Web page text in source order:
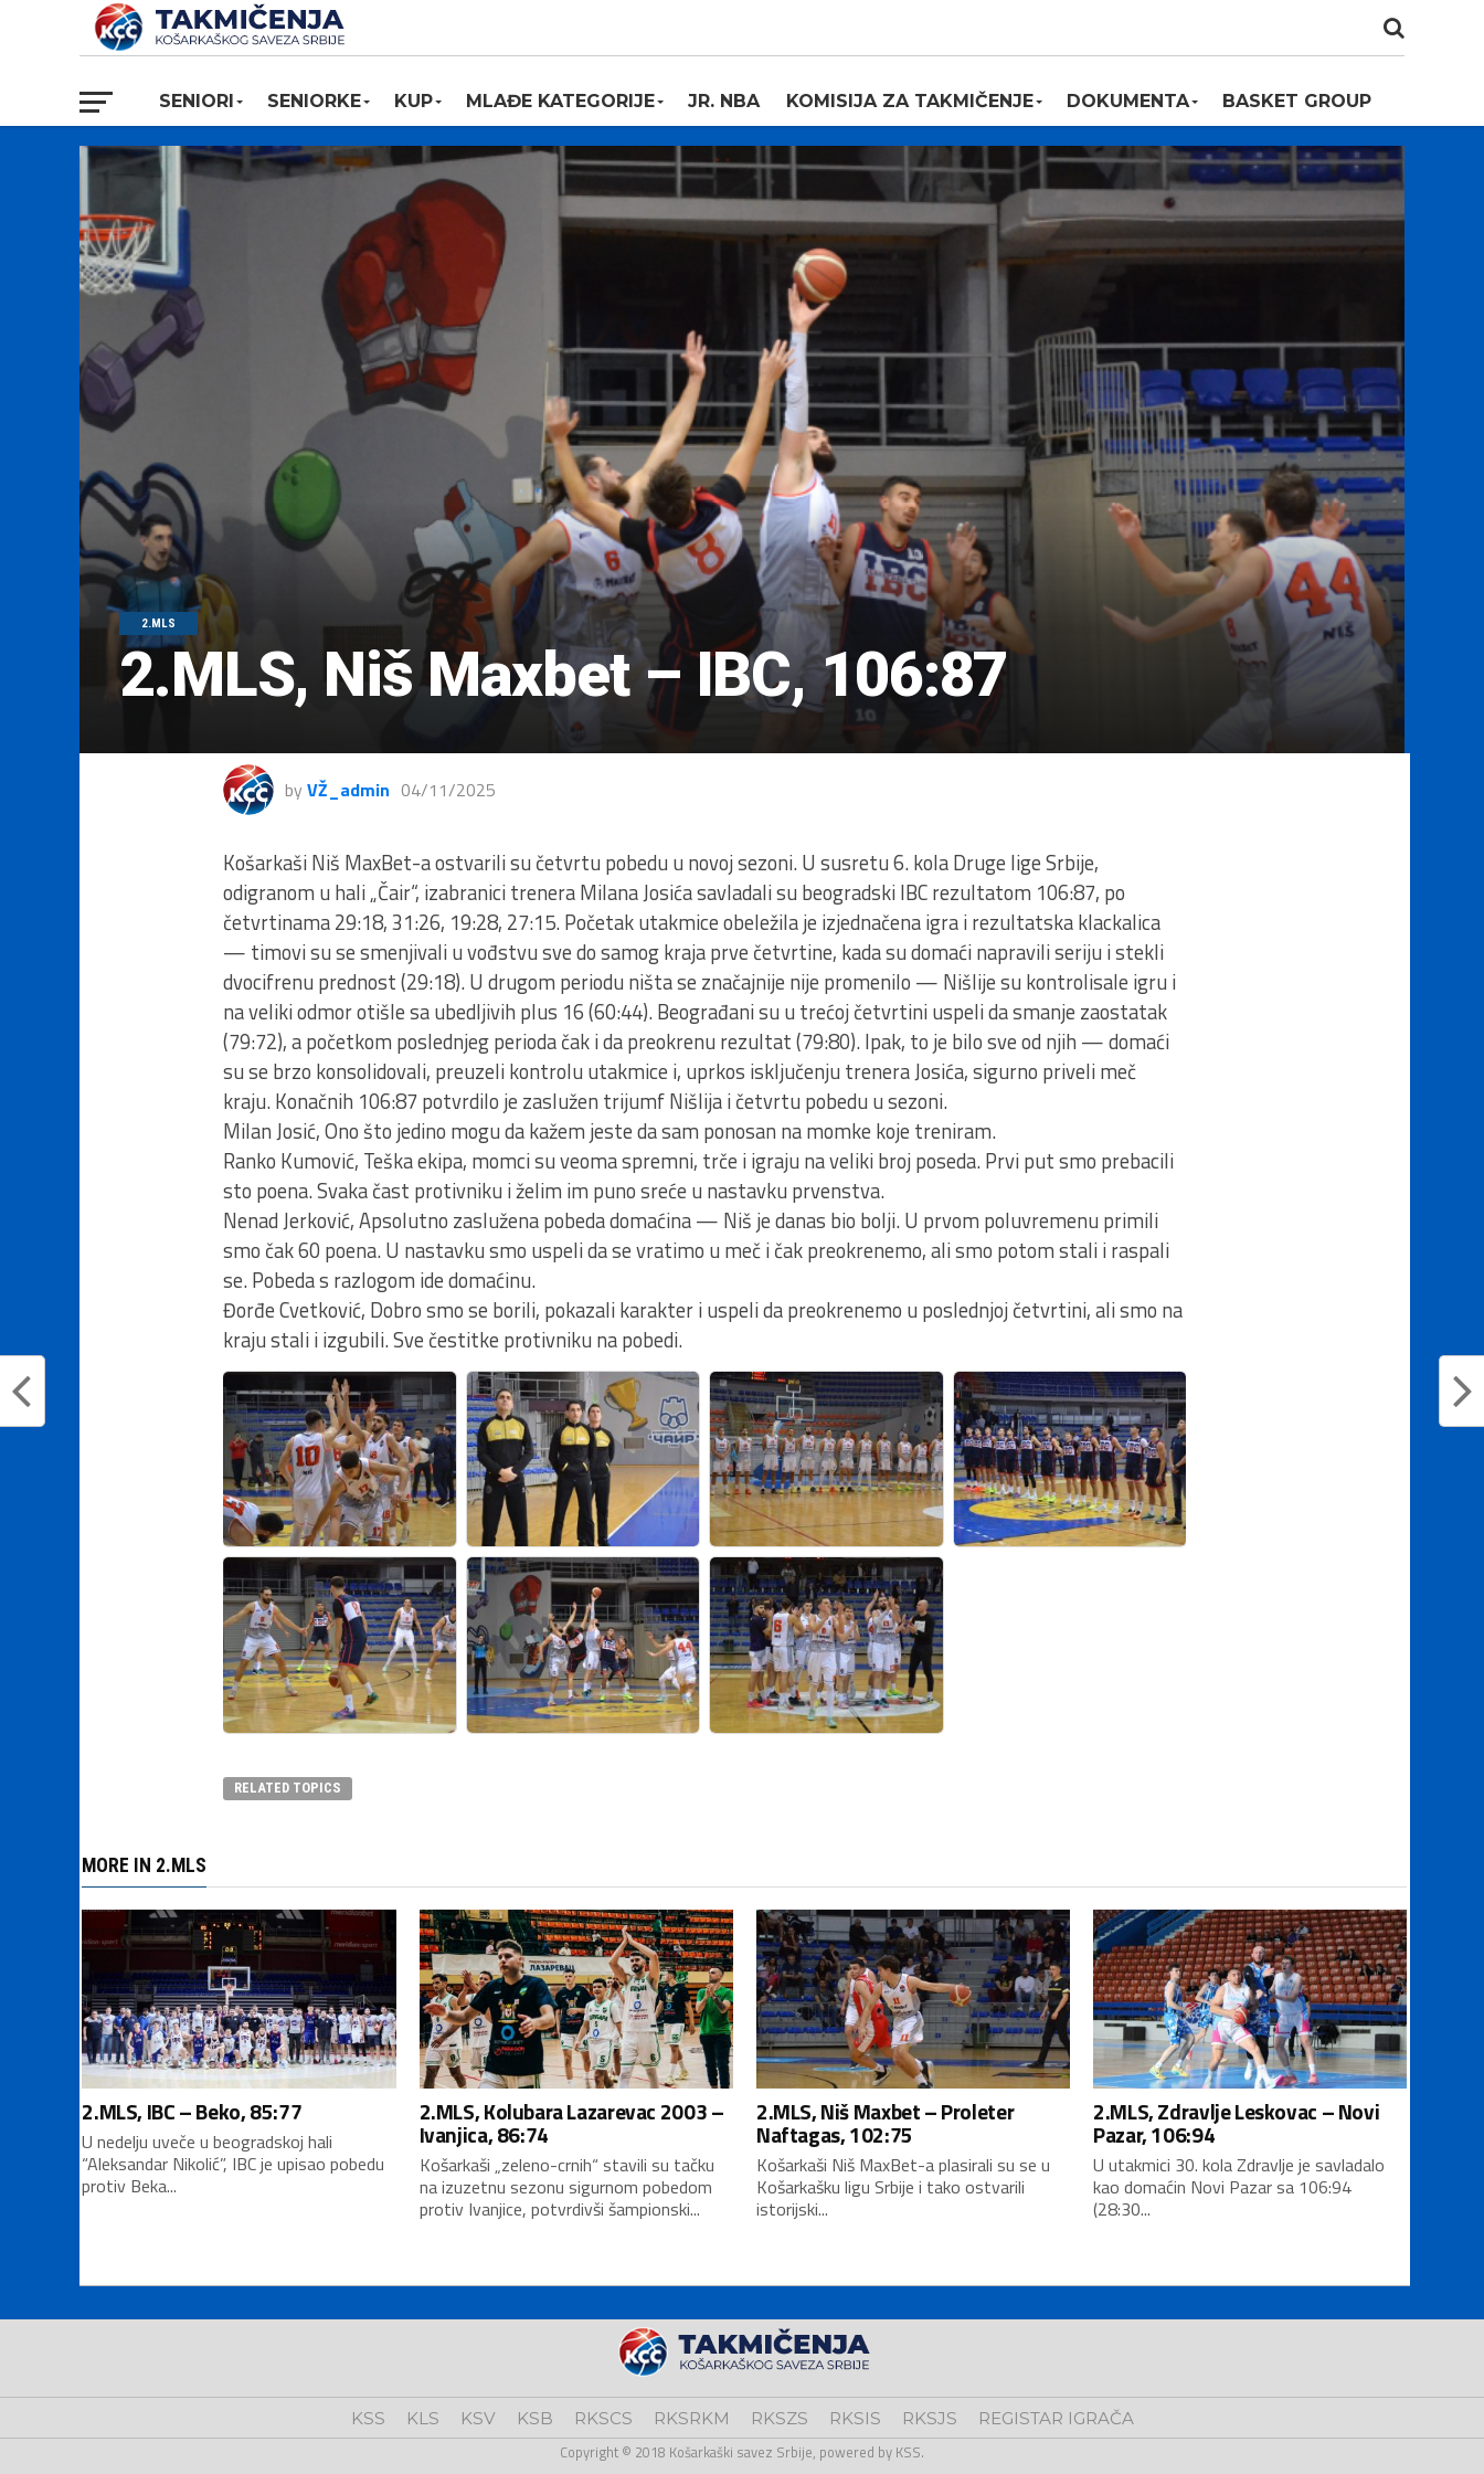
SENIORI SENIORKE KUP MLAĐE KATEGORIJE JR. NBA KOMISIJA ZA TAKMIČENJE DOKUMENTA BASKET GROUP
2.MLS
2.MLS, Niš Maxbet – IBC, 106:87
by VŽ_admin 04/11/2025
Košarkaši Niš MaxBet-a ostvarili su četvrtu pobedu u novoj sezoni. U susretu 6. kola Druge lige Srbije,
odigranom u hali „Čair“, izabranici trenera Milana Josića savladali su beogradski IBC rezultatom 106:87, po
četvrtinama 29:18, 31:26, 19:28, 27:15. Početak utakmice obeležila je izjednačena igra i rezultatska klackalica
— timovi su se smenjivali u vođstvu sve do samog kraja prve četvrtine, kada su domaći napravili seriju i stekli
dvocifrenu prednost (29:18). U drugom periodu ništa se značajnije nije promenilo — Nišlije su kontrolisale igru i
na veliki odmor otišle sa ubedljivih plus 16 (60:44). Beograđani su u trećoj četvrtini uspeli da smanje zaostatak
(79:72), a početkom poslednjeg perioda čak i da preokrenu rezultat (79:80). Ipak, to je bilo sve od njih — domaći
su se brzo konsolidovali, preuzeli kontrolu utakmice i, uprkos isključenju trenera Josića, sigurno priveli meč
kraju. Konačnih 106:87 potvrdilo je zaslužen trijumf Nišlija i četvrtu pobedu u sezoni.
Milan Josić, Ono što jedino mogu da kažem jeste da sam ponosan na momke koje treniram.
Ranko Kumović, Teška ekipa, momci su veoma spremni, trče i igraju na veliki broj poseda. Prvi put smo prebacili
sto poena. Svaka čast protivniku i želim im puno sreće u nastavku prvenstva.
Nenad Jerković, Apsolutno zaslužena pobeda domaćina — Niš je danas bio bolji. U prvom poluvremenu primili
smo čak 60 poena. U nastavku smo uspeli da se vratimo u meč i čak preokrenemo, ali smo potom stali i raspali
se. Pobeda s razlogom ide domaćinu.
Đorđe Cvetković, Dobro smo se borili, pokazali karakter i uspeli da preokrenemo u poslednjoj četvrtini, ali smo na
kraju stali i izgubili. Sve čestitke protivniku na pobedi.
RELATED TOPICS
MORE IN 2.MLS
2.MLS, IBC – Beko, 85:77
U nedelju uveče u beogradskoj hali
“Aleksandar Nikolić”, IBC je upisao pobedu
protiv Beka...
2.MLS, Kolubara Lazarevac 2003 –
Ivanjica, 86:74
Košarkaši „zeleno-crnih“ stavili su tačku
na izuzetnu sezonu sigurnom pobedom
protiv Ivanjice, potvrdivši šampionski...
2.MLS, Niš Maxbet – Proleter
Naftagas, 102:75
Košarkaši Niš MaxBet-a plasirali su se u
Košarkašku ligu Srbije i tako ostvarili
istorijski...
2.MLS, Zdravlje Leskovac – Novi
Pazar, 106:94
U utakmici 30. kola Zdravlje je savladalo
kao domaćin Novi Pazar sa 106:94
(28:30...
KSS KLS KSV KSB RKSCS RKSRKM RKSZS RKSIS RKSJS REGISTAR IGRAČA
Copyright © 2018 Košarkaški savez Srbije, powered by KSS.